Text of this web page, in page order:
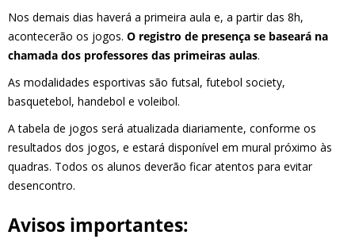
Nos demais dias haverá a primeira aula e, a partir das 8h,
acontecerão os jogos. O registro de presença se baseará na
chamada dos professores das primeiras aulas.
As modalidades esportivas são futsal, futebol society,
basquetebol, handebol e voleibol.
A tabela de jogos será atualizada diariamente, conforme os
resultados dos jogos, e estará disponível em mural próximo às
quadras. Todos os alunos deverão ficar atentos para evitar
desencontro.
Avisos importantes: